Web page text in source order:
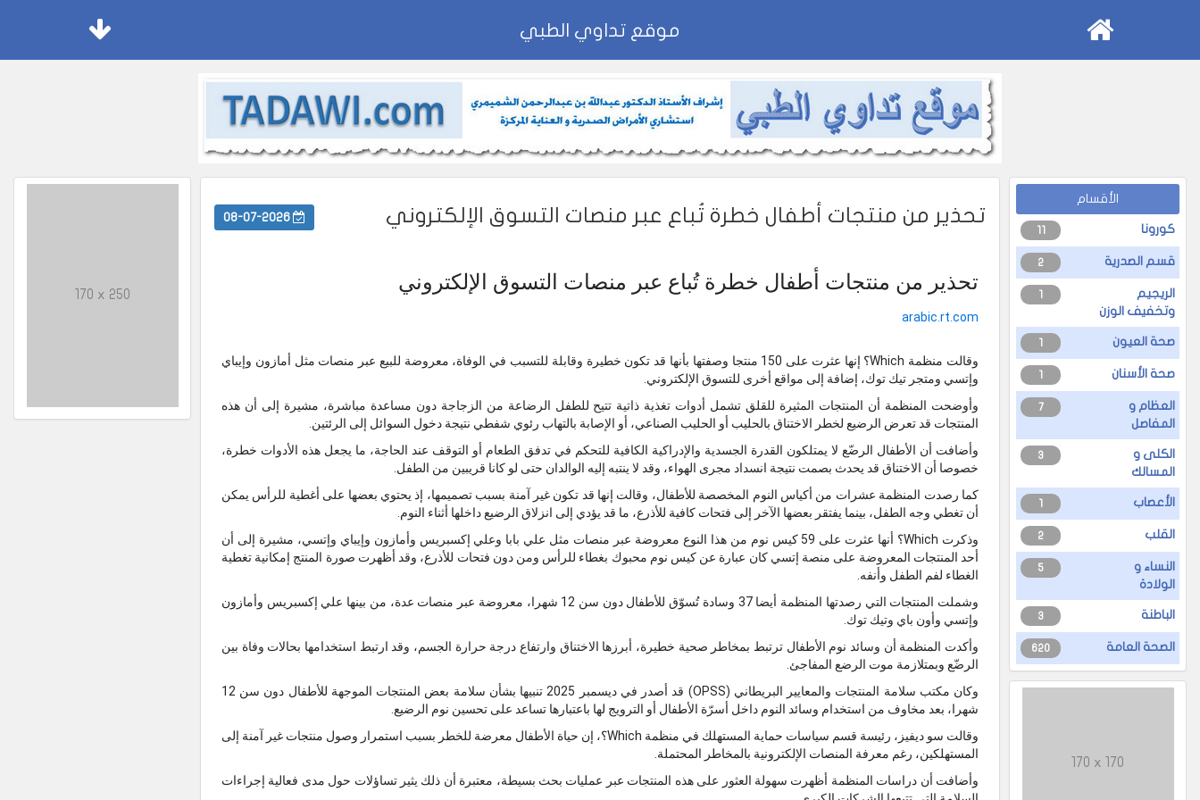
موقع تداوي الطبي
الأقسام
كورونا 11
قسم الصدرية 2
الريجيم
وتخفيف الوزن
1
صحة العيون 1
صحة الأسنان 1
العظام و
المفاصل
7
الكلى و
المسالك
3
الأعصاب 1
القلب 2
النساء و
الولادة
5
الباطنة 3
الصحة العامة 620
170 x 170
تحذير من منتجات أطفال خطرة تُباع عبر منصات التسوق الإلكتروني
تحذير من منتجات أطفال خطرة تُباع عبر منصات التسوق الإلكتروني
arabic.rt.com
وقالت منظمة Which؟ إنها عثرت على 150 منتجا وصفتها بأنها قد تكون خطيرة وقابلة للتسبب في الوفاة، معروضة للبيع عبر منصات مثل أمازون وإيباي
وإتسي ومتجر تيك توك، إضافة إلى مواقع أخرى للتسوق الإلكتروني.
وأوضحت المنظمة أن المنتجات المثيرة للقلق تشمل أدوات تغذية ذاتية تتيح للطفل الرضاعة من الزجاجة دون مساعدة مباشرة، مشيرة إلى أن هذه
المنتجات قد تعرض الرضيع لخطر الاختناق بالحليب أو الحليب الصناعي، أو الإصابة بالتهاب رئوي شفطي نتيجة دخول السوائل إلى الرئتين.
وأضافت أن الأطفال الرضّع لا يمتلكون القدرة الجسدية والإدراكية الكافية للتحكم في تدفق الطعام أو التوقف عند الحاجة، ما يجعل هذه الأدوات خطرة،
خصوصا أن الاختناق قد يحدث بصمت نتيجة انسداد مجرى الهواء، وقد لا ينتبه إليه الوالدان حتى لو كانا قريبين من الطفل.
كما رصدت المنظمة عشرات من أكياس النوم المخصصة للأطفال، وقالت إنها قد تكون غير آمنة بسبب تصميمها، إذ يحتوي بعضها على أغطية للرأس يمكن
أن تغطي وجه الطفل، بينما يفتقر بعضها الآخر إلى فتحات كافية للأذرع، ما قد يؤدي إلى انزلاق الرضيع داخلها أثناء النوم.
وذكرت Which؟ أنها عثرت على 59 كيس نوم من هذا النوع معروضة عبر منصات مثل علي بابا وعلي إكسبريس وأمازون وإيباي وإتسي، مشيرة إلى أن
أحد المنتجات المعروضة على منصة إتسي كان عبارة عن كيس نوم محبوك بغطاء للرأس ومن دون فتحات للأذرع، وقد أظهرت صورة المنتج إمكانية تغطية
الغطاء لفم الطفل وأنفه.
وشملت المنتجات التي رصدتها المنظمة أيضا 37 وسادة تُسوّق للأطفال دون سن 12 شهرا، معروضة عبر منصات عدة، من بينها علي إكسبريس وأمازون
وإتسي وأون باي وتيك توك.
وأكدت المنظمة أن وسائد نوم الأطفال ترتبط بمخاطر صحية خطيرة، أبرزها الاختناق وارتفاع درجة حرارة الجسم، وقد ارتبط استخدامها بحالات وفاة بين
الرضّع وبمتلازمة موت الرضع المفاجئ.
وكان مكتب سلامة المنتجات والمعايير البريطاني (OPSS) قد أصدر في ديسمبر 2025 تنبيها بشأن سلامة بعض المنتجات الموجهة للأطفال دون سن 12
شهرا، بعد مخاوف من استخدام وسائد النوم داخل أسرّة الأطفال أو الترويج لها باعتبارها تساعد على تحسين نوم الرضيع.
وقالت سو ديفيز، رئيسة قسم سياسات حماية المستهلك في منظمة Which؟، إن حياة الأطفال معرضة للخطر بسبب استمرار وصول منتجات غير آمنة إلى
المستهلكين، رغم معرفة المنصات الإلكترونية بالمخاطر المحتملة.
وأضافت أن دراسات المنظمة أظهرت سهولة العثور على هذه المنتجات عبر عمليات بحث بسيطة، معتبرة أن ذلك يثير تساؤلات حول مدى فعالية إجراءات
170 x 250